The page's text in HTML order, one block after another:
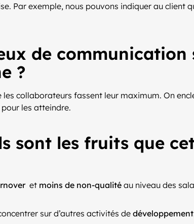
Par exemple, nous pouvons indiquer au client
de
?
collaborateurs fassent leur maximum. On
les atteindre.
sont les fruits que
et moins de non-qualité au niveau des
sur d’autres activités de développement